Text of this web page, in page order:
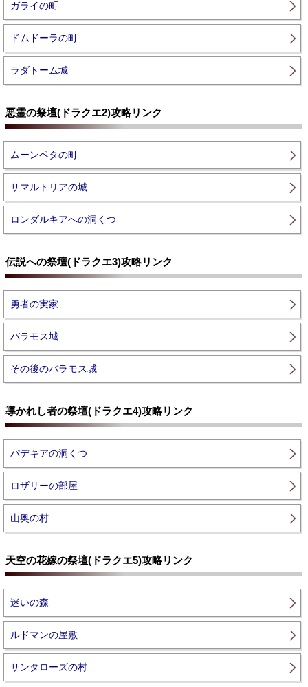
ガライの町
ドムドーラの町
ラダトーム城
悪霊の祭壇(ドラクエ2)攻略リンク
ムーンペタの町
サマルトリアの城
ロンダルキアへの洞くつ
伝説への祭壇(ドラクエ3)攻略リンク
勇者の実家
バラモス城
その後のバラモス城
導かれし者の祭壇(ドラクエ4)攻略リンク
パデキアの洞くつ
ロザリーの部屋
山奥の村
天空の花嫁の祭壇(ドラクエ5)攻略リンク
迷いの森
ルドマンの屋敷
サンタローズの村